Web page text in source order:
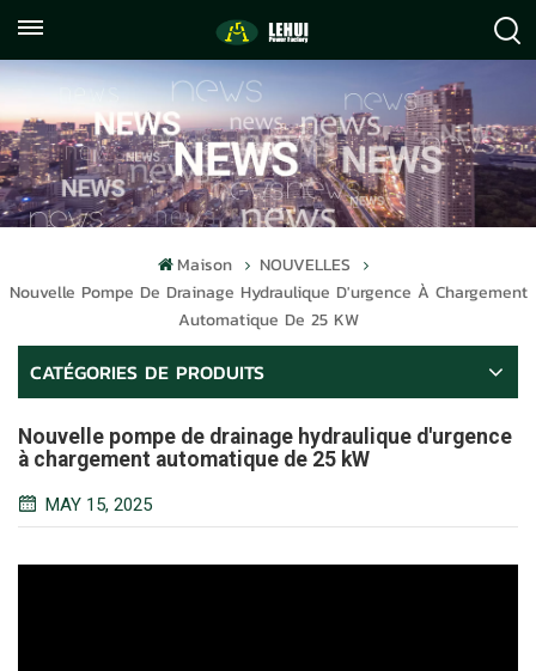
059122071372
info@lehuipowerfactory.com
Maison
NOUVELLES
Nouvelle Pompe De Drainage Hydraulique D'urgence À Chargement
Automatique De 25 KW
CATÉGORIES DE PRODUITS
Nouvelle pompe de drainage hydraulique d'urgence
à chargement automatique de 25 kW
MAY 15, 2025